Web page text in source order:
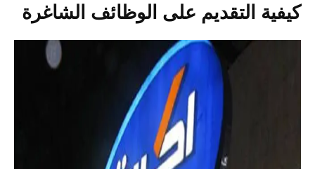
كيفية التقديم على الوظائف الشاغرة